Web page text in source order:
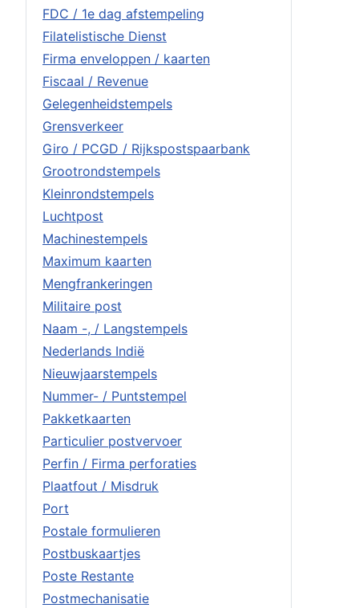
FDC / 1e dag afstempeling
Filatelistische Dienst
Firma enveloppen / kaarten
Fiscaal / Revenue
Gelegenheidstempels
Grensverkeer
Giro / PCGD / Rijkspostspaarbank
Grootrondstempels
Kleinrondstempels
Luchtpost
Machinestempels
Maximum kaarten
Mengfrankeringen
Militaire post
Naam -, / Langstempels
Nederlands Indië
Nieuwjaarstempels
Nummer- / Puntstempel
Pakketkaarten
Particulier postvervoer
Perfin / Firma perforaties
Plaatfout / Misdruk
Port
Postale formulieren
Postbuskaartjes
Poste Restante
Postmechanisatie